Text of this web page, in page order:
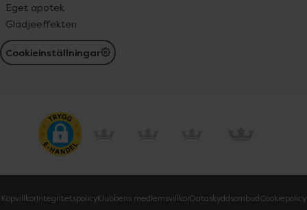
Eget apotek
Glädjeeffekten
Cookieinställningar
KöpvillkorIntegritetspolicyKlubbens medlemsvillkorDataskyddsombudCookiepolicy